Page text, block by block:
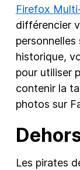
Firefox
différencier
historique,
pour utiliser
contenir la
photos sur
Les pirates